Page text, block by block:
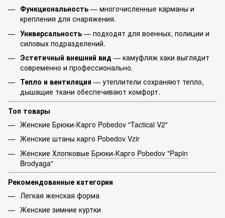
Функциональность — многочисленные карманы и
крепления для снаряжения.
Универсальность — подходят для военных, полиции и
силовых подразделений.
Эстетичный внешний вид — камуфляж хаки выглядит
современно и профессионально.
Тепло и вентиляция — утеплители сохраняют тепло,
дышащие ткани обеспечивают комфорт.
Топ товары
Женские Брюки-Карго Pobedov "Tactical V2"
Женские штаны карго Pobedov Vzir
Женские Хлопковые Брюки-Карго Pobedov "Papin
Brodyaga"
Рекомендованные категории
Легкая женская форма
Женские зимние куртки